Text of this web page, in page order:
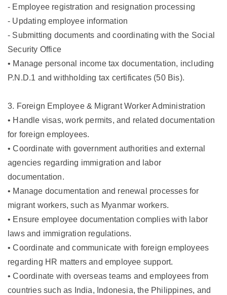
- Employee registration and resignation processing
- Updating employee information
- Submitting documents and coordinating with the Social
Security Office
• Manage personal income tax documentation, including
P.N.D.1 and withholding tax certificates (50 Bis).
3. Foreign Employee & Migrant Worker Administration
• Handle visas, work permits, and related documentation
for foreign employees.
• Coordinate with government authorities and external
agencies regarding immigration and labor
documentation.
• Manage documentation and renewal processes for
migrant workers, such as Myanmar workers.
• Ensure employee documentation complies with labor
laws and immigration regulations.
• Coordinate and communicate with foreign employees
regarding HR matters and employee support.
• Coordinate with overseas teams and employees from
countries such as India, Indonesia, the Philippines, and